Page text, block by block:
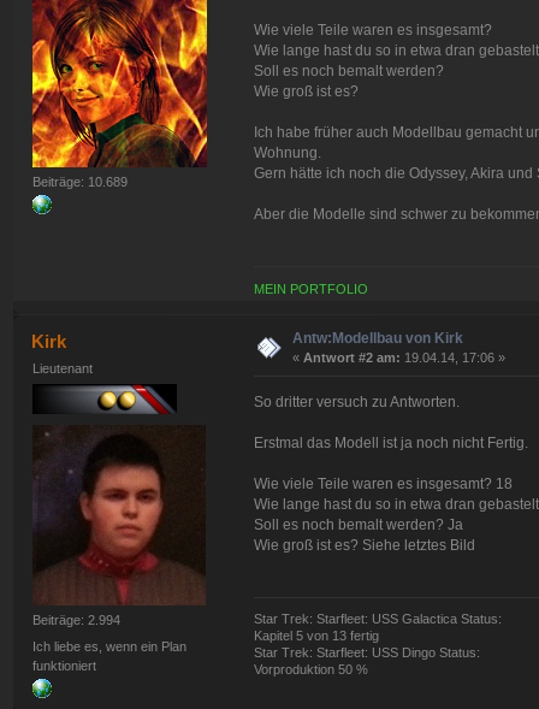
Beiträge: 10.689
Wie viele Teile waren es insgesamt?
Wie lange hast du so in etwa dran
Soll es noch bemalt werden?
Wie groß ist es?
Ich habe früher auch Modellbau gemacht
Wohnung.
Gern hätte ich noch die Odyssey, Akira und
Aber die Modelle sind schwer zu
MEIN PORTFOLIO
Kirk
Lieutenant
Beiträge: 2.994
Ich liebe es, wenn ein Plan
funktioniert
Antw:Modellbau von Kirk
« Antwort #2 am: 19.04.14, 17:06 »
So dritter versuch zu Antworten.
Erstmal das Modell ist ja noch nicht Fertig.
Wie viele Teile waren es insgesamt? 18
Wie lange hast du so in etwa dran
Soll es noch bemalt werden? Ja
Wie groß ist es? Siehe letztes Bild
Star Trek: Starfleet: USS Galactica Status:
Kapitel 5 von 13 fertig
Star Trek: Starfleet: USS Dingo Status:
Vorproduktion 50 %